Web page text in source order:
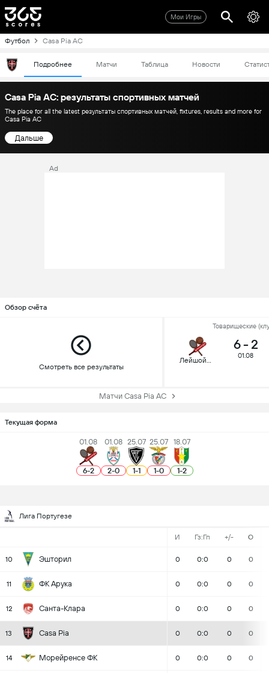
Мои Игры
Футбол Casa Pia AC
Подробнее Матчи Таблица Новости
Casa Pia AC: результаты спортивных матчей
The place for all the latest результаты спортивных матчей, fixtures, results and more for
Casa Pia AC
Дальше
Ad
Обзор счёта
Смотреть все результаты
Товарищеские
Лейшойнш
6- 2
01.08
Матчи Casa Pia AC
Текущая форма
01.08
6-2
01.08
2-0
25.07
1-1
25.07
1-0
18.07
1-2
Лига Португезе
И Гз:Гп +/- О
10 Эшторил 0 0:0 0 0
11 ФК Арука 0 0:0 0 0
12 Санта-Клара 0 0:0 0 0
13 Casa Pia 0 0:0 0 0
14 Морейренсе ФК 0 0:0 0 0